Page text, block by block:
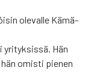
ole­val­le Kämä­
yri­tyk­sis­sä. Hän
omis­ti pie­nen